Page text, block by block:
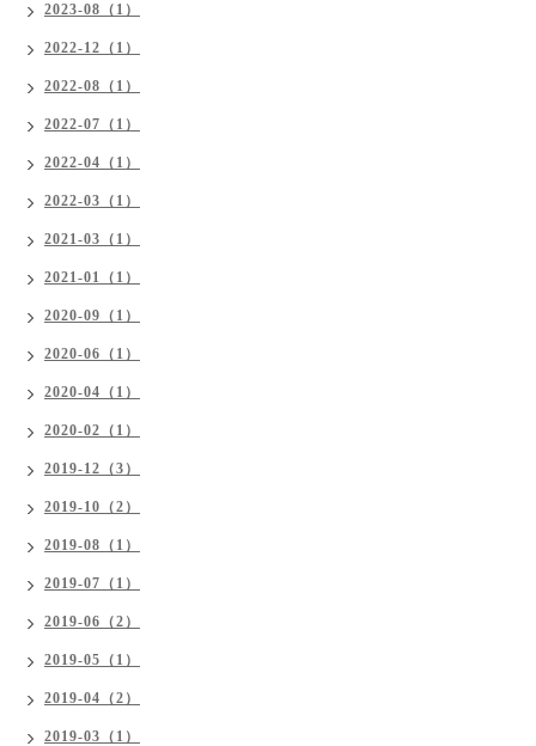
2023-08（1）
2022-12（1）
2022-08（1）
2022-07（1）
2022-04（1）
2022-03（1）
2021-03（1）
2021-01（1）
2020-09（1）
2020-06（1）
2020-04（1）
2020-02（1）
2019-12（3）
2019-10（2）
2019-08（1）
2019-07（1）
2019-06（2）
2019-05（1）
2019-04（2）
2019-03（1）